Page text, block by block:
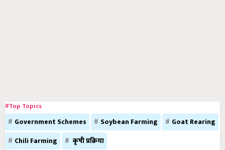
#Top Topics
Government Schemes Soybean Farming
Goat Rearing
Chili Farming
कृषी प्रक्रिया